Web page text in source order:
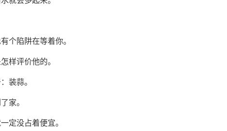
陷阱在等着你。
样评价他的。
装蒜。
家。
定没占着便宜。